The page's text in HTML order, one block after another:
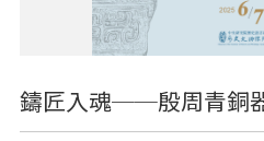
鑄匠入魂──殷周青銅